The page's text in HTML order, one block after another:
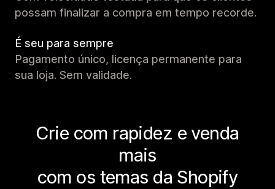
possam finalizar a compra em tempo recorde.
É seu para sempre
Pagamento único, licença permanente para
sua loja. Sem validade.
Crie com rapidez e venda
mais
com os temas da Shopify